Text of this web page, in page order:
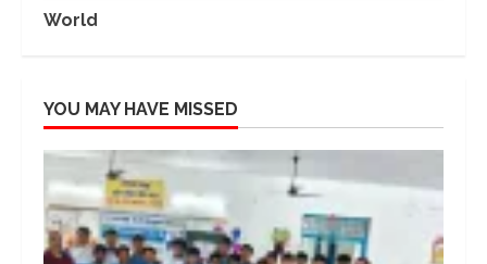
World
YOU MAY HAVE MISSED